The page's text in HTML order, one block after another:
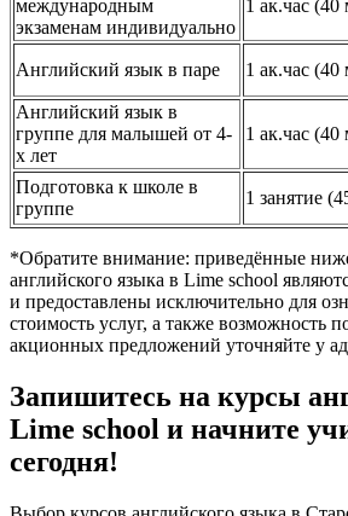
международным
экзаменам индивидуально
1 ак.час
Английский язык в паре 1 ак.час
Английский язык в
группе для малышей от 4-
х лет
1 ак.час
Подготовка к школе в
группе
1 занятие
*Обратите внимание: приведённые
английского языка в Lime school
и предоставлены исключительно для
стоимость услуг, а также возможность
акционных предложений уточняйте у
Запишитесь на курсы
Lime school и начните
сегодня!